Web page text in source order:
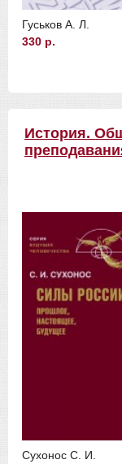
Гуськов А. Л.
330 р.
История.
Сухонос С. И.